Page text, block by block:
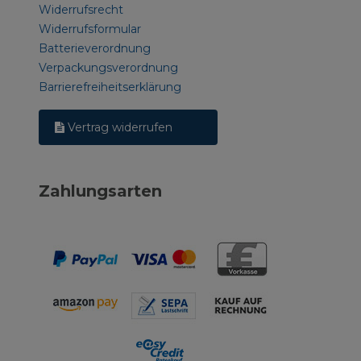
Widerrufsrecht
Widerrufsformular
Batterieverordnung
Verpackungsverordnung
Barrierefreiheitserklärung
Vertrag widerrufen
Zahlungsarten